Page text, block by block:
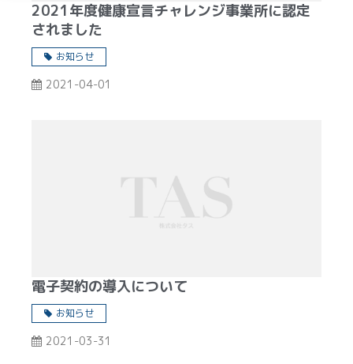
2021年度健康宣言チャレンジ事業所に認定
されました
お知らせ
2021-04-01
電子契約の導入について
お知らせ
2021-03-31